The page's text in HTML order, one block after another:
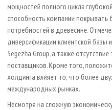
мощностей полного цикла
способность компании покрывать
потребностей в древесине.
диверсификации клиентской базы
Segezha Group, а также
поставщиков. Кроме того,
холдинга влияет то, что более
международных рынках.
Несмотря на сложную